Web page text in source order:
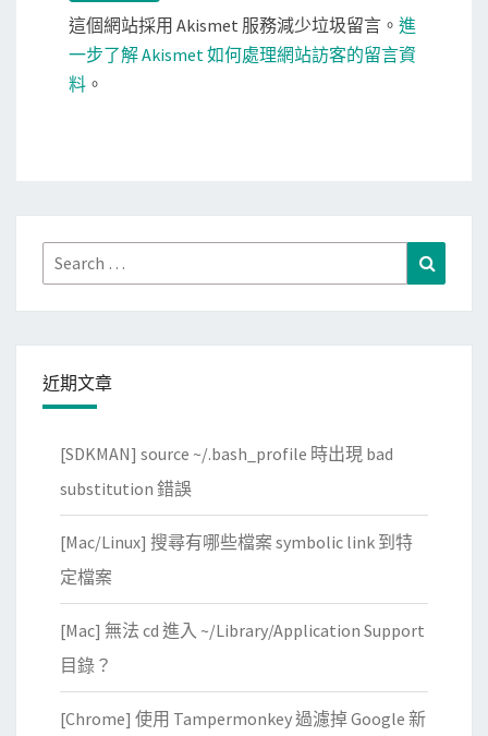
這個網站採用 Akismet 服務減少垃圾留言。 進
一步了解 Akismet 如何處理網站訪客的留言資
料 。
Search
for:
近期文章
[SDKMAN] source ~/.bash_profile 時出現 bad
substitution 錯誤
[Mac/Linux] 搜尋有哪些檔案 symbolic link 到特
定檔案
[Mac] 無法 cd 進入 ~/Library/Application Support
目錄？
[Chrome] 使用 Tampermonkey 過濾掉 Google 新